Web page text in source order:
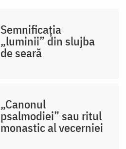
Semnificația
„luminii” din slujba
de seară
„Canonul
psalmodiei” sau ritul
monastic al vecerniei